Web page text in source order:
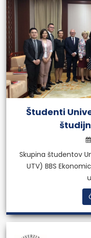
Študenti
Skupina študentov
UTV) BBS